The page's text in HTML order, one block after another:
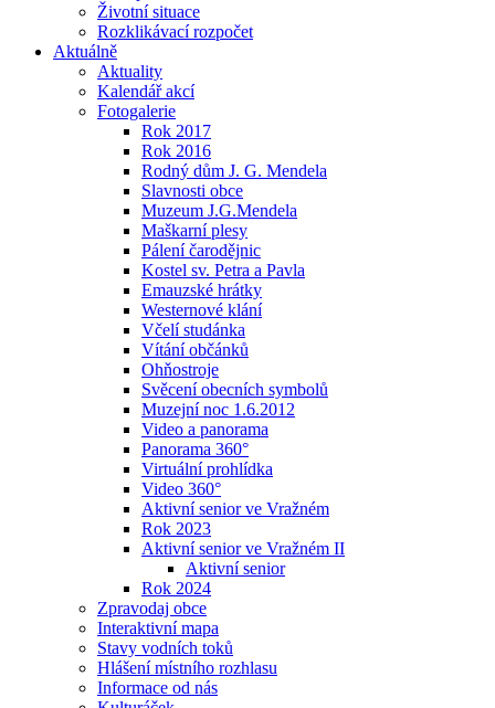
Životní situace
Rozklikávací rozpočet
Aktuálně
Aktuality
Kalendář akcí
Fotogalerie
Rok 2017
Rok 2016
Rodný dům J. G. Mendela
Slavnosti obce
Muzeum J.G.Mendela
Maškarní plesy
Pálení čarodějnic
Kostel sv. Petra a Pavla
Emauzské hrátky
Westernové klání
Včelí studánka
Vítání občánků
Ohňostroje
Svěcení obecních symbolů
Muzejní noc 1.6.2012
Video a panorama
Panorama 360°
Virtuální prohlídka
Video 360°
Aktivní senior ve Vražném
Rok 2023
Aktivní senior ve Vražném II
Aktivní senior
Rok 2024
Zpravodaj obce
Interaktivní mapa
Stavy vodních toků
Hlášení místního rozhlasu
Informace od nás